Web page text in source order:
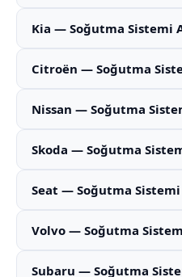
Kia — Soğutma Sistemi
Citroën — Soğutma
Nissan — Soğutma
Skoda — Soğutma
Seat — Soğutma Sistemi
Volvo — Soğutma
Subaru — Soğutma